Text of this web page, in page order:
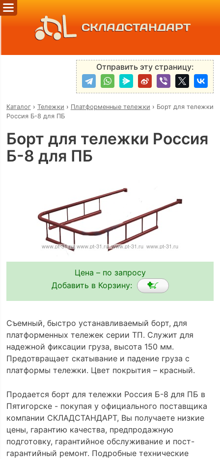
СКЛАДСТАНДАРТ
Отправить эту страницу:
Каталог› Тележки › Платформенные тележки › Борт для тележки
Россия Б-8 для ПБ
Борт для тележки Россия
Б-8 для ПБ
Цена – по запросу
Добавить в Корзину:
Съемный, быстро устанавливаемый борт, для
платформенных тележек серии ТП. Служит для
надежной фиксации груза, высота 150 мм.
Предотвращает скатывание и падение груза с
платформы тележки. Цвет покрытия – красный.
Продается борт для тележки Россия Б-8 для ПБ в
Пятигорске - покупая у официального поставщика
компании СКЛАДСТАНДАРТ, Вы получаете низкие
цены, гарантию качества, предпродажную
подготовку, гарантийное обслуживание и пост-
гарантийный ремонт. Подробные технические